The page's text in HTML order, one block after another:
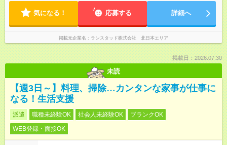
気になる！ 応募する 詳細へ
掲載元企業名 ランスタッド株式会社 北日本エリア
掲載日：2026.07.30
未読
【週3日～】料理、掃除…カンタンな家事が仕事に
なる！生活支援
派遣 職種未経験OK 社会人未経験OK
ブランクOK
WEB登録・面接OK